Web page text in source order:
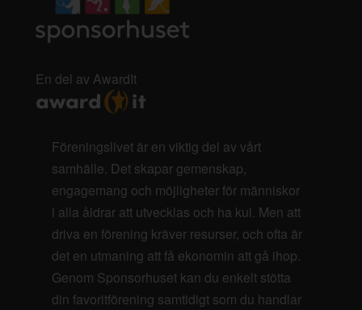
En del av AwardIt
Föreningslivet är en viktig del av vårt
samhälle. Det skapar gemenskap,
engagemang och möjligheter för människor
i alla åldrar att utvecklas och ha kul. Men att
driva en förening kräver resurser, och ofta är
det en utmaning att få ekonomin att gå ihop.
Genom Sponsorhuset kan du enkelt stötta
din favoritförening samtidigt som du handlar